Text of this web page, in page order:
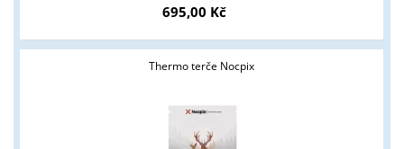
695,00 Kč
Thermo terče Nocpix